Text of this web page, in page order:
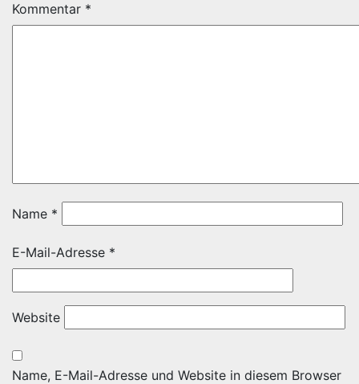
Kommentar *
Name *
E-Mail-Adresse *
Website
Name, E-Mail-Adresse und Website in diesem Browser